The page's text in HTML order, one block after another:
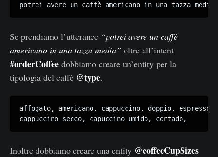
potrei avere un caffè americano in una tazza media
Se prendiamo l’utterance “potrei avere un caffè
americano in una tazza media” oltre all’intent
#orderCoffee dobbiamo creare un’entity per la
tipologia del caffè @type.
affogato, americano, cappuccino, doppio,
cappuccino secco, capuccino umido, cortado,
Inoltre dobbiamo creare una entity @coffeeCupSizes